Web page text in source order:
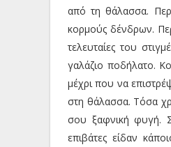
από τη θάλασσα.
κορμούς δένδρων.
τελευταίες του
γαλάζιο ποδήλατο.
μέχρι που να
στη θάλασσα. Τόσα
σου ξαφνική φυγή.
επιβάτες είδαν